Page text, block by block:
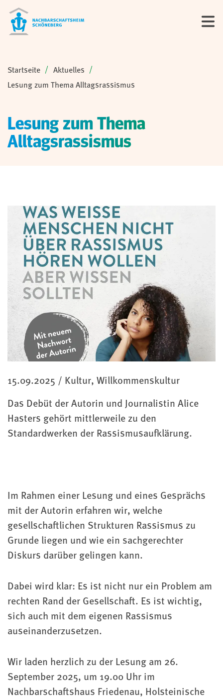
Sie sind hier:
Startseite
Aktuelles
Lesung zum Thema Alltagsrassismus
Lesung zum Thema
Alltagsrassismus
15.09.2025 / Kategorie
Kultur, Willkommenskultur
Das Debüt der Autorin und Journalistin Alice
Hasters gehört mittlerweile zu den
Standardwerken der Rassismusaufklärung.
Im Rahmen einer Lesung und eines Gesprächs
mit der Autorin erfahren wir, welche
gesellschaftlichen Strukturen Rassismus zu
Grunde liegen und wie ein sachgerechter
Diskurs darüber gelingen kann.
Dabei wird klar: Es ist nicht nur ein Problem am
rechten Rand der Gesellschaft. Es ist wichtig,
sich auch mit dem eigenen Rassismus
auseinanderzusetzen.
Wir laden herzlich zu der Lesung am 26.
September 2025, um 19.00 Uhr im
Nachbarschaftshaus Friedenau, Holsteinische